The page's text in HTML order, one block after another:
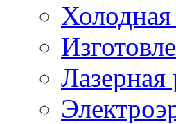
Лазерная